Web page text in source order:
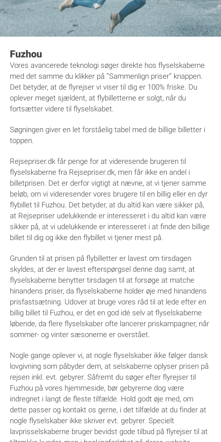
Fuzhou
Vores avancerede teknologi søger direkte hos flyselskaberne
med det samme du klikker på ”Sammenlign priser” knappen.
Det betyder, at de flyrejser vi viser til dig er 100% friske. Du
oplever meget sjældent, at flybilletterne er solgt, når du
fortsætter videre til flyselskabet.
Søgningen giver en let forståelig tabel med de billige billetter i
toppen.
Rejsepriser.dk får penge for at videresende brugeren til
flyselskaberne fra Rejsepriser.dk, men får ikke en andel i
billetprisen. Det er derfor vigtigt at nævne, at vi tjener samme
beløb, om vi videresender vores brugere til en billig eller en dyr
flybillet til Fuzhou. Det betyder, at du altid kan være sikker på,
at Rejsepriser udelukkende er interesseret i du altid kan være
sikker på, at vi udelukkende er interesseret i at finde den billige
billet til dig og ikke den flybillet vi tjener mest på.
Grunden til at prisen på flybilletter er lavest om tirsdagen
skyldes, at der er lavest efterspørgsel denne dag samt, at
flyselskaberne benytter tirsdagen til at forsøge at matche
hinandens priser, da flyselskaberne holder øje med hinandens
prisfastsætning. Udover at bruge vores råd til at lede efter en
billig billet til Fuzhou, er det en god idé selv at flyselskaberne
løbende, da flere flyselskaber ofte lancerer priskampagner, når
sommer- og vinter sæsonerne er overstået.
Nogle gange oplever vi, at nogle flyselskaber ikke følger dansk
lovgivning som påbyder dem, at selskaberne oplyser prisen på
rejsen inkl. evt. gebyrer. Såfremt du søger efter flyrejser til
Fuzhou på vores hjemmeside, bør gebyrerne dog være
indregnet i langt de fleste tilfælde. Hold godt øje med, om
dette passer og kontakt os gerne, i det tilfælde at du finder at
nogle flyselskaber ikke skriver evt. gebyrer. Specielt
lavprisselskaberne bruger bevidst gode tilbud på flyrejser til at